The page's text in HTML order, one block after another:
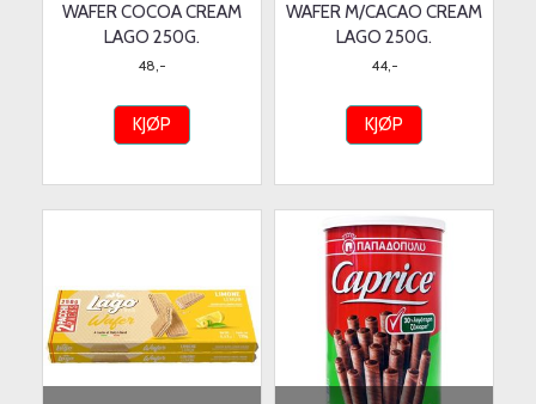
WAFER COCOA CREAM
LAGO 250G.
48,-
KJØP
WAFER M/CACAO CREAM
LAGO 250G.
44,-
KJØP